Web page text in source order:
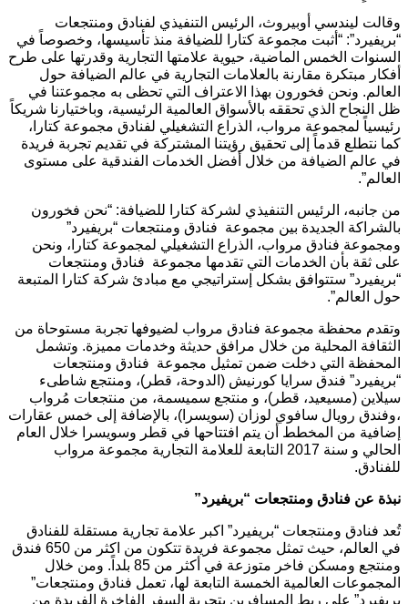
وقالت ليندسي أوبيروث، الرئيس التنفيذي لفنادق ومنتجعات
“بريفيرد”: “أثبت مجموعة كتارا للضيافة منذ تأسيسها، وخصوصاً في
السنوات الخمس الماضية، حيوية علامتها التجارية وقدرتها على طرح
أفكار مبتكرة مقارنة بالعلامات التجارية في عالم الضيافة حول
العالم. ونحن فخورون بهذا الاعتراف التي تحظى به مجموعتنا في
ظل النجاح الذي تحققه بالأسواق العالمية الرئيسية، وباختيارنا شريكاً
رئيسياً لمجموعة مرواب، الذراع التشغيلي لفنادق مجموعة كتارا،
كما نتطلع قدماً إلى تحقيق رؤيتنا المشتركة في تقديم تجربة فريدة
في عالم الضيافة من خلال أفضل الخدمات الفندقية على مستوى
العالم”.
من جانبه، الرئيس التنفيذي لشركة كتارا للضيافة: “نحن فخورون
بالشراكة الجديدة بين مجموعة فنادق ومنتجعات “بريفيرد”
ومجموعة فنادق مرواب، الذراع التشغيلي لمجموعة كتارا، ونحن
على ثقة بأن الخدمات التي تقدمها مجموعة فنادق ومنتجعات
“بريفيرد” ستتوافق بشكل إستراتيجي مع مبادئ شركة كتارا المتبعة
حول العالم”.
وتقدم محفظة مجموعة فنادق مرواب لضيوفها تجربة مستوحاة من
الثقافة المحلية من خلال مرافق حديثة وخدمات مميزة. وتشمل
المحفظة التي دخلت ضمن تمثيل مجموعة فنادق ومنتجعات
“بريفيرد” فندق سرايا كورنيش (الدوحة، قطر)، ومنتجع شاطىء
سيلاين (مسيعيد، قطر)، و منتجع سميسمة، من منتجعات مُرواب
،وفندق رويال سافوي لوزان (سويسرا)، بالإضافة إلى خمس عقارات
إضافية من المخطط أن يتم افتتاحها في قطر وسويسرا خلال العام
الحالي و سنة 2017 التابعة للعلامة التجارية مجموعة مرواب
للفنادق.
نبذة عن فنادق ومنتجعات “بريفيرد”
تُعد فنادق ومنتجعات “بريفيرد” اكبر علامة تجارية مستقلة للفنادق
في العالم، حيث تمثل مجموعة فريدة تتكون من اكثر من 650 فندق
ومنتجع ومسكن فاخر متوزعة في أكثر من 85 بلداً. ومن خلال
المجموعات العالمية الخمسة التابعة لها، تعمل فنادق ومنتجعات”
بريفيرد” على ربط المسافرين بتجربة السفر الفاخرة الفريدة من